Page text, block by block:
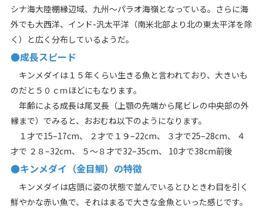
シナ海大陸棚縁辺域、九州〜パラオ海嶺となっている。さらに海
外でも大西洋、インド-汎太平洋（南米北部より北の東太平洋を除
く）と広く分布しているようだ。
●成長スピード
キンメダイは１５年くらい生きる魚と言われており、大きいも
のだと５０ｃｍほどにもなります。
年齢による成長は尾叉長（上顎の先端から尾ビレの中央部の外
縁まで）でみると、おおむね以下のようになります。
１才で15–17cm、 ２才で１９–22cm、 ３才で25–28cm、 ４
才で ２８–32cm、 ５～８才で32–35cm、 10才で38cm前後
●キンメダイ（金目鯛）の特徴
キンメダイは店頭に姿の状態で並んでいるとひときわ目を引く
鮮やかな赤い魚で、それはまるで大きな金魚といった感じです。